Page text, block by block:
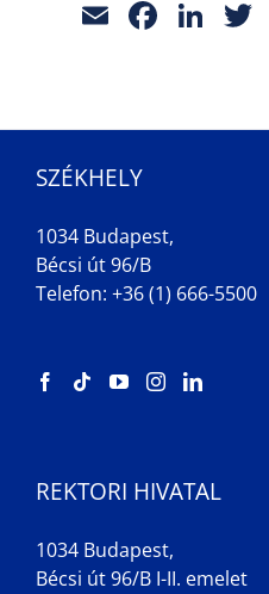
Email
SZÉKHELY
1034 Budapest,
Bécsi út 96/B
Telefon: +36 (1) 666-5500
REKTORI HIVATAL
1034 Budapest,
Bécsi út 96/B I-II. emelet